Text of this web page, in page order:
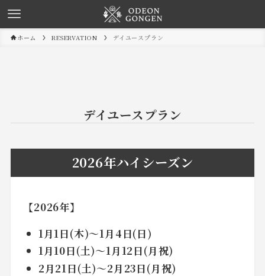
ホーム RESERVATION デイユースプラン
デイユースプラン
2026年ハイシーズン
【2026年】
1月1日(木)～1月4日(日)
1月10日(土)～1月12日(月祝)
2月21日(土)～2月23日(月祝)